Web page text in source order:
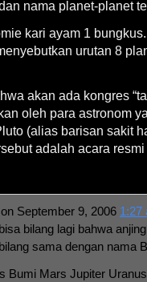
nama planet-planet
kari ayam 1
urutan 8
akan ada kongres
oleh para astronom
(alias barisan sakit
adalah acara
on September 9, 2006 1:27
bilang lagi bahwa
sama dengan nama
Bumi Mars Jupiter